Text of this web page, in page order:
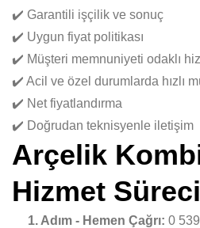
✔️ Garantili işçilik ve sonuç
✔️ Uygun fiyat politikası
✔️ Müşteri memnuniyeti odaklı
✔️ Acil ve özel durumlarda hızlı
✔️ Net fiyatlandırma
✔️ Doğrudan teknisyenle iletişim
Arçelik
Hizmet Süreci
1. Adım - Hemen Çağrı: 0